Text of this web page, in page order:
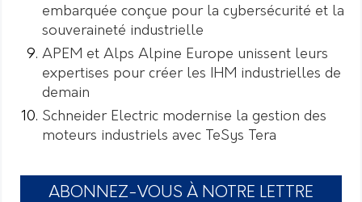
embarquée conçue pour la cybersécurité et la
souveraineté industrielle
APEM et Alps Alpine Europe unissent leurs
expertises pour créer les IHM industrielles de
demain
Schneider Electric modernise la gestion des
moteurs industriels avec TeSys Tera
ABONNEZ-VOUS À NOTRE LETTRE